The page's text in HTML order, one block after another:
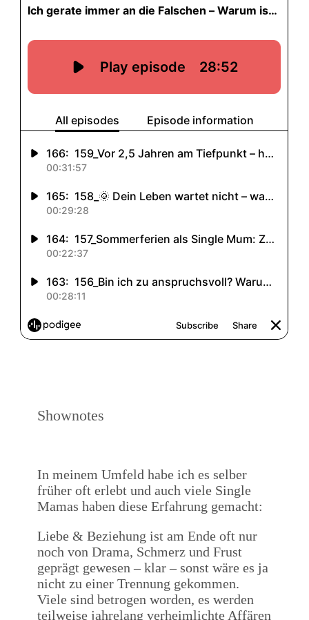
Shownotes
In meinem Umfeld habe ich es selber
früher oft erlebt und auch viele Single
Mamas haben diese Erfahrung gemacht:
Liebe & Beziehung ist am Ende oft nur
noch von Drama, Schmerz und Frust
geprägt gewesen – klar – sonst wäre es ja
nicht zu einer Trennung gekommen.
Viele sind betrogen worden, es werden
teilweise jahrelang verheimlichte Affären